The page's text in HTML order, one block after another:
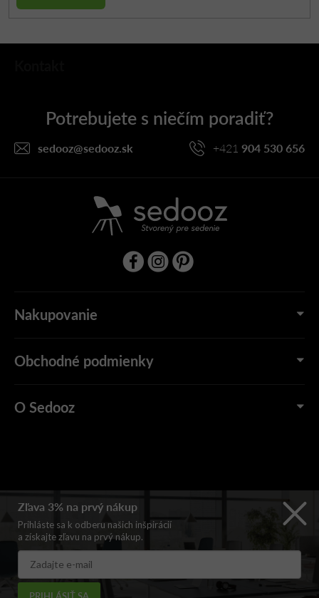
Z
sedooz@sedooz.sk +421 904 530 656
Nakupovanie
Obchodné podmienky
O Sedooz
Zľava 3% na prvý nákup
Prihláste sa k odberu našich inšpirácií
a získajte zľavu na prvý nákup.